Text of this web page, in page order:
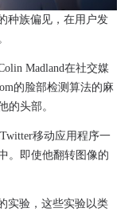
种族偏见，在用户发
Madland在社交媒
的脸部检测算法的麻
的头部。
移动应用程序一
。即使他翻转图像的
实验，这些实验以类